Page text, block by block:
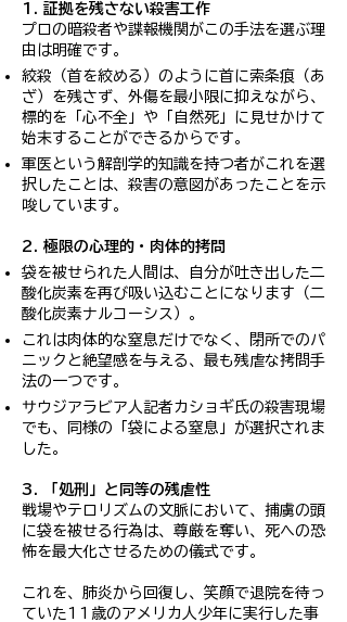
1. 証拠を残さない殺害工作
プロの暗殺者や諜報機関がこの手法を選ぶ理
由は明確です。
絞殺（首を絞める）のように首に索条痕（あ
ざ）を残さず、外傷を最小限に抑えながら、
標的を「心不全」や「自然死」に見せかけて
始末することができるからです。
軍医という解剖学的知識を持つ者がこれを選
択したことは、殺害の意図があったことを示
唆しています。
2. 極限の心理的・肉体的拷問
袋を被せられた人間は、自分が吐き出した二
酸化炭素を再び吸い込むことになります（二
酸化炭素ナルコーシス）。
これは肉体的な窒息だけでなく、閉所でのパ
ニックと絶望感を与える、最も残虐な拷問手
法の一つです。
サウジアラビア人記者カショギ氏の殺害現場
でも、同様の「袋による窒息」が選択されま
した。
3. 「処刑」と同等の残虐性
戦場やテロリズムの文脈において、捕虜の頭
に袋を被せる行為は、尊厳を奪い、死への恐
怖を最大化させるための儀式です。
これを、肺炎から回復し、笑顔で退院を待っ
ていた11歳のアメリカ人少年に実行した事